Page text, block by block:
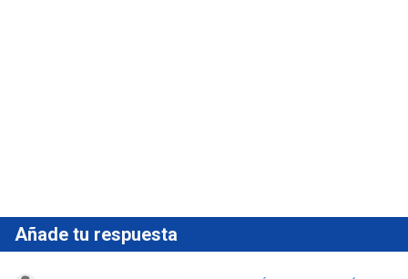
Añade tu respuesta